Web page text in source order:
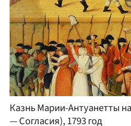
Казнь Марии-Антуанетты
— Согласия), 1793 год